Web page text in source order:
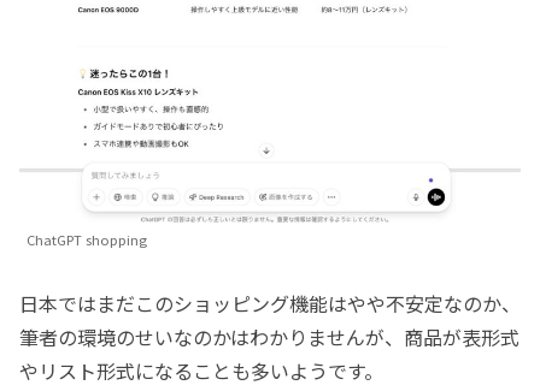
ChatGPT shopping
日本ではまだこのショッピング機能はやや不安定なのか、
筆者の環境のせいなのかはわかりませんが、商品が表形式
やリスト形式になることも多いようです。